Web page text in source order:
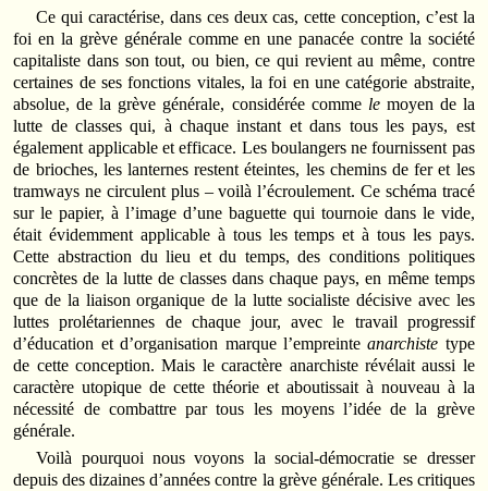
Ce qui caractérise, dans ces deux cas, cette conception, c’est la
foi en la grève générale comme en une panacée contre la société
capitaliste dans son tout, ou bien, ce qui revient au même, contre
certaines de ses fonctions vitales, la foi en une catégorie abstraite,
absolue, de la grève générale, considérée comme lemoyen de la
lutte de classes qui, à chaque instant et dans tous les pays, est
également applicable et efficace. Les boulangers ne fournissent pas
de brioches, les lanternes restent éteintes, les chemins de fer et les
tramways ne circulent plus – voilà l’écroulement. Ce schéma tracé
sur le papier, à l’image d’une baguette qui tournoie dans le vide,
était évidemment applicable à tous les temps et à tous les pays.
Cette abstraction du lieu et du temps, des conditions politiques
concrètes de la lutte de classes dans chaque pays, en même temps
que de la liaison organique de la lutte socialiste décisive avec les
luttes prolétariennes de chaque jour, avec le travail progressif
d’éducation et d’organisation marque l’empreinteanarchiste type
de cette conception. Mais le caractère anarchiste révélait aussi le
caractère utopique de cette théorie et aboutissait à nouveau à la
nécessité de combattre par tous les moyens l’idée de la grève
générale.
Voilà pourquoi nous voyons la social-démocratie se dresser
depuis des dizaines d’années contre la grève générale. Les critiques